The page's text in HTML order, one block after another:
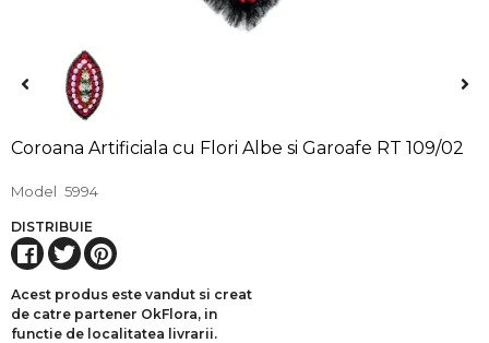
Coroana Artificiala cu Flori Albe si Garoafe RT 109/02
Model 5994
DISTRIBUIE
Acest produs este vandut si creat
de catre partener OkFlora, in
functie de localitatea livrarii.